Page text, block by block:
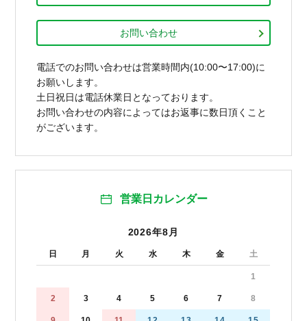
お問い合わせ
電話でのお問い合わせは営業時間内(10:00〜17:00)に
お願いします。
土日祝日は電話休業日となっております。
お問い合わせの内容によってはお返事に数日頂くこと
がございます。
営業日カレンダー
2026年8月
日 月 火 水 木 金 土
1
2 3 4 5 6 7 8